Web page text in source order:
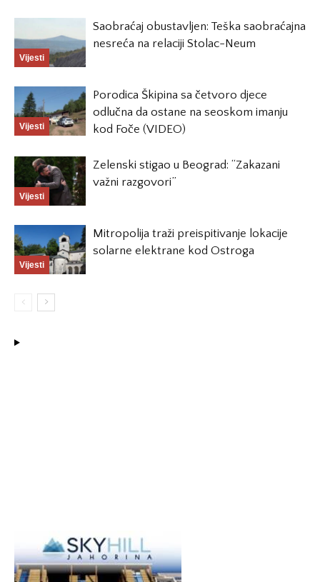
Vijesti
Saobraćaj obustavljen: Teška saobraćajna
nesreća na relaciji Stolac-Neum
Vijesti
Porodica Škipina sa četvoro djece
odlučna da ostane na seoskom imanju
kod Foče (VIDEO)
Vijesti
Zelenski stigao u Beograd: “Zakazani
važni razgovori”
Vijesti
Mitropolija traži preispitivanje lokacije
solarne elektrane kod Ostroga